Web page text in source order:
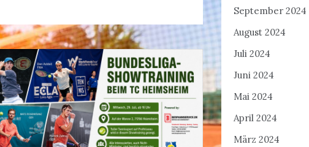
September 2024
August 2024
Juli 2024
Juni 2024
Mai 2024
April 2024
März 2024